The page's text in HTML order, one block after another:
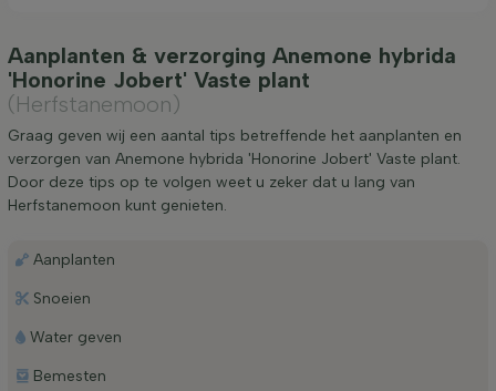
Aanplanten & verzorging Anemone hybrida
'Honorine Jobert' Vaste plant
(Herfstanemoon)
Graag geven wij een aantal tips betreffende het aanplanten en
verzorgen van Anemone hybrida 'Honorine Jobert' Vaste plant.
Door deze tips op te volgen weet u zeker dat u lang van
Herfstanemoon kunt genieten.
Aanplanten
Snoeien
Water geven
Bemesten